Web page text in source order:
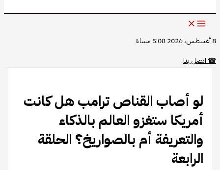
8 أغسطس، 2026 5:08 مساءً
☎اتصل بنا
لو أصاب القناص ترامب هل كانت
أمريكا ستغزو العالم بالذكاء
والتعريفة أم بالصواريخ؟ الحلقة
الرابعة